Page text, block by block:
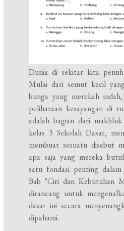
Dunia di sekitar kita penuh
Mulai dari semut kecil
bunga yang merekah
peliharaan kesayangan di
adalah bagian dari
kelas 3 Sekolah Dasar,
membuat sesuatu disebut
apa saja yang mereka
satu fondasi penting dalam
Bab "Ciri dan Kebutuhan
dirancang untuk
dasar ini secara
dipahami.